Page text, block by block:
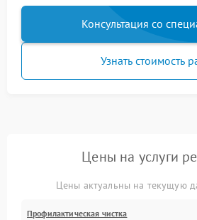
Консультация со
Узнать стоимость
Цены на услуги
Цены актуальны на текущую
Профилактическая чистка